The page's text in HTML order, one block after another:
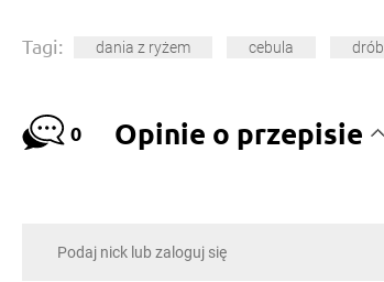
Tagi: dania z ryżem cebula drób
0 Opinie o przepisie